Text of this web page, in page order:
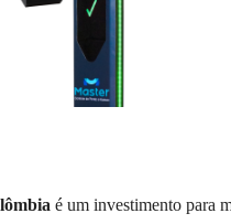
é um investimento para